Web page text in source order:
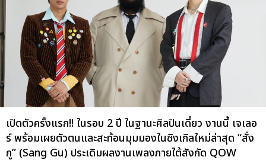
เปิดตัวครั้งแรก!! ในรอบ 2 ปี ในฐานะศิลปินเดี่ยว งานนี้ เจเลอ
ร์ พร้อมเผยตัวตนและสะท้อนมุมมองในซิงเกิลใหม่ล่าสุด “สั่ง
กู” (Sang Gu) ประเดิมผลงานเพลงภายใต้สังกัด QOW